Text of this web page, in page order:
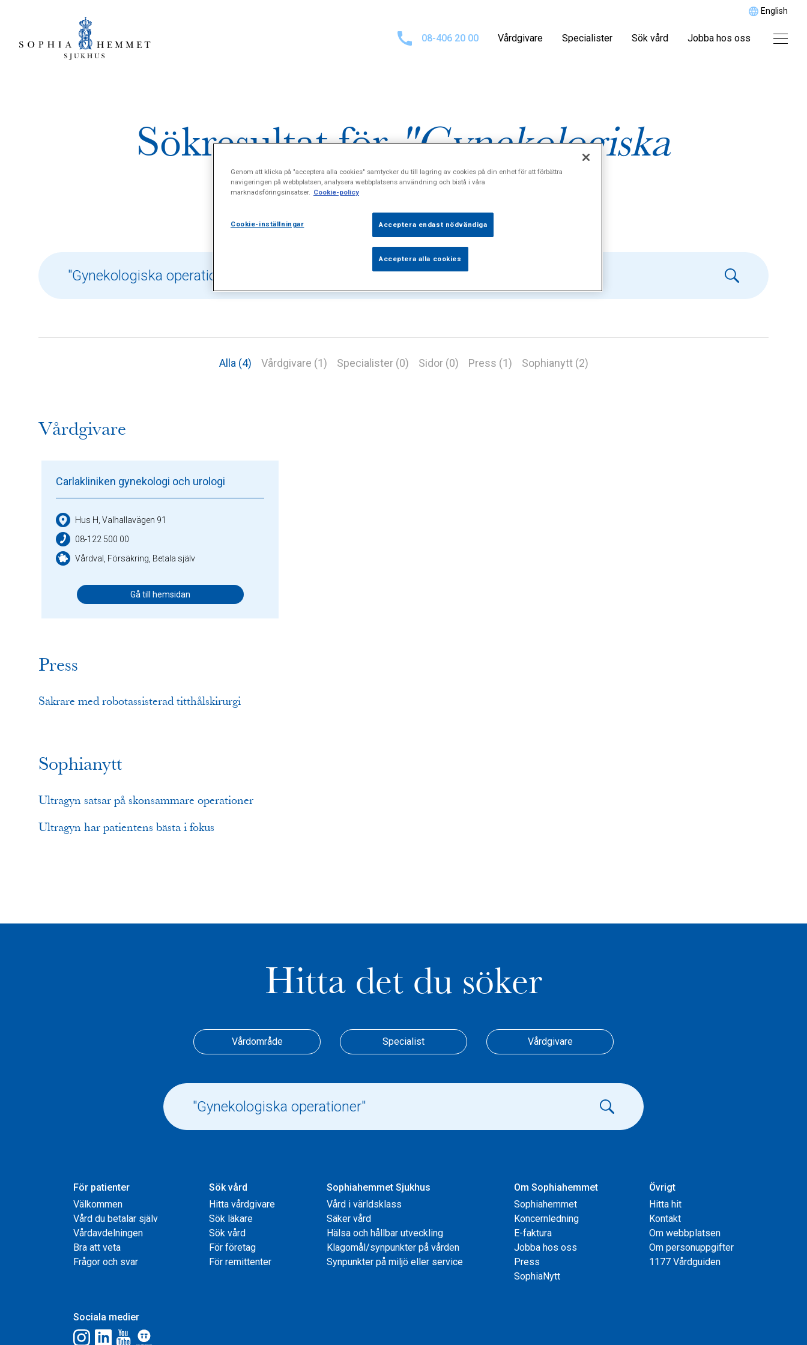
English
08-406 20 00 Vårdgivare Specialister Sök vård Jobba hos oss
Sökresultat för"Gynekologiska
operationer"
Alla (4) Vårdgivare (1) Specialister (0) Sidor (0) Press (1) Sophianytt (2)
Vårdgivare
Carlakliniken gynekologi och urologi
Hus H, Valhallavägen 91
08-122 500 00
Vårdval, Försäkring, Betala själv
Gå till hemsidan
Press
Säkrare med robotassisterad titthålskirurgi
Sophianytt
Ultragyn satsar på skonsammare operationer
Ultragyn har patientens bästa i fokus
Hitta det du söker
Vårdområde Specialist Vårdgivare
För patienter
Välkommen
Vård du betalar själv
Vårdavdelningen
Bra att veta
Frågor och svar
Sök vård
Hitta vårdgivare
Sök läkare
Sök vård
För företag
För remittenter
Sophiahemmet Sjukhus
Vård i världsklass
Säker vård
Hälsa och hållbar utveckling
Klagomål/synpunkter på vården
Synpunkter på miljö eller service
Om Sophiahemmet
Sophiahemmet
Koncernledning
E-faktura
Jobba hos oss
Press
SophiaNytt
Övrigt
Hitta hit
Kontakt
Om webbplatsen
Om personuppgifter
1177 Vårdguiden
Sociala medier
Genom att klicka på "acceptera alla cookies" samtycker du till lagring av cookies på din enhet för att förbättra
navigeringen på webbplatsen, analysera webbplatsens användning och bistå i våra
marknadsföringsinsatser. Cookie-policy
Cookie-inställningar Acceptera endast nödvändiga
Acceptera alla cookies